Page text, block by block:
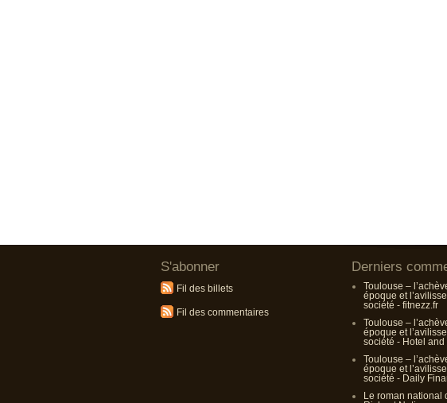
S'abonner
Fil des billets
Fil des commentaires
Derniers
Toulouse –
époque et
société - fitnezz.fr
Toulouse –
époque et
société - Hotel and
Toulouse –
époque et
société - Daily
Le roman national